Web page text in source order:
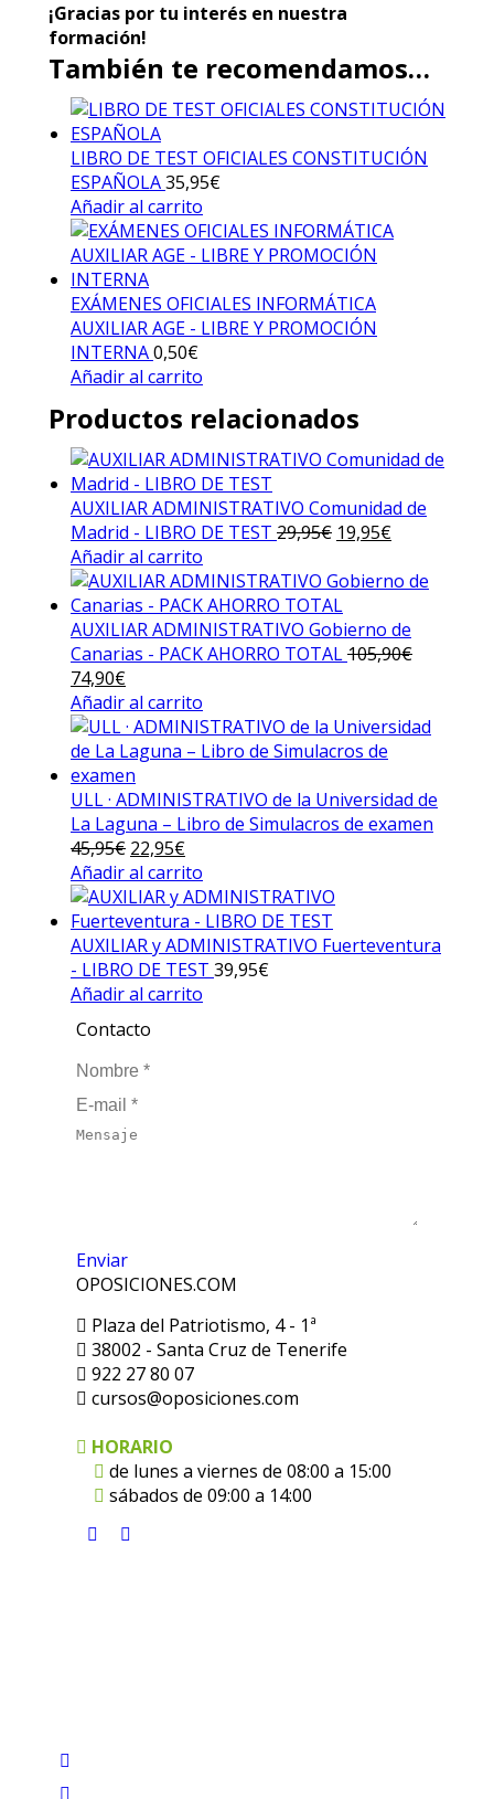
¡Gracias por tu interés en nuestra
formación!
También te recomendamos…
LIBRO DE TEST OFICIALES CONSTITUCIÓN
ESPAÑOLA35,95€
Añadir al carrito
EXÁMENES OFICIALES INFORMÁTICA
AUXILIAR AGE - LIBRE Y PROMOCIÓN
INTERNA0,50€
Añadir al carrito
Productos relacionados
AUXILIAR ADMINISTRATIVO Comunidad de
Madrid - LIBRO DE TEST 29,95€ El
original
era:
29,95€.
19,95€
actual
19,95€.
Añadir al carrito
AUXILIAR ADMINISTRATIVO Gobierno de
Canarias - PACK AHORRO TOTAL105,90€
El
precio
original
era:
105,90€.
74,90€
precio
actual
es:
74,90€.
Añadir al carrito
ULL · ADMINISTRATIVO de la Universidad de
La Laguna – Libro de Simulacros de examen
45,95€ El
precio
original
era:
45,95€.
22,95€
precio
actual
es:
22,95€.
Añadir al carrito
AUXILIAR y ADMINISTRATIVO Fuerteventura
- LIBRO DE TEST 39,95€
Añadir al carrito
Contacto
Nombre *
E-mail *
Mensaje
Enviar
OPOSICIONES.COM
Plaza del Patriotismo, 4 - 1ª
38002 - Santa Cruz de Tenerife
922 27 80 07
cursos@oposiciones.com
HORARIO
de lunes a viernes de 08:00 a 15:00
sábados de 09:00 a 14:00
Encuéntranos en:
Facebook
X